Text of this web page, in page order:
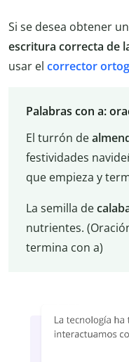
Si se desea obtener
escritura correcta de
usar el corrector
Palabras con a:
El turrón de
festividades
que empieza y
La semilla de
nutrientes.
termina con a)